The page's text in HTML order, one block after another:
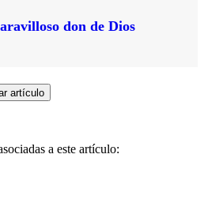
don de Dios
artículo
a este artículo: